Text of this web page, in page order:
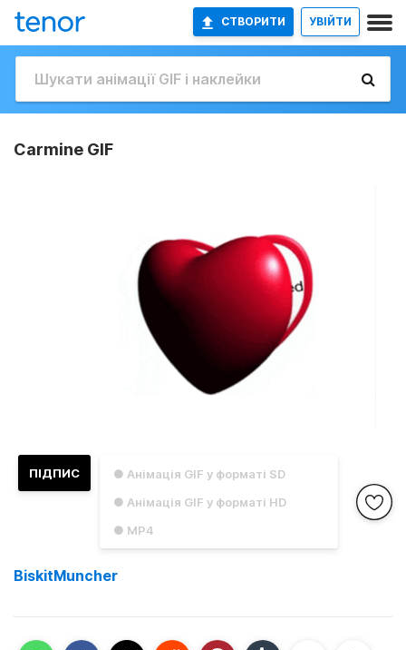
СТВОРИТИ УВІЙТИ
Carmine GIF
● Анімація GIF у форматі SD
● Анімація GIF у форматі HD
● MP4
ПІДПИС
BiskitMuncher